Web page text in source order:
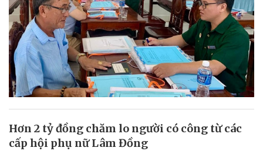
Hơn 2 tỷ đồng chăm lo người có công từ các
cấp hội phụ nữ Lâm Đồng